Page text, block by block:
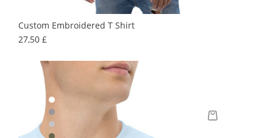
Custom Embroidered T Shirt
27,50 £